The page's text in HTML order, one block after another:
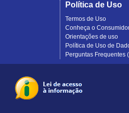
Política de Uso
Termos de Uso
Conheça o
Orientações de uso
Política de Uso de
Perguntas Frequentes